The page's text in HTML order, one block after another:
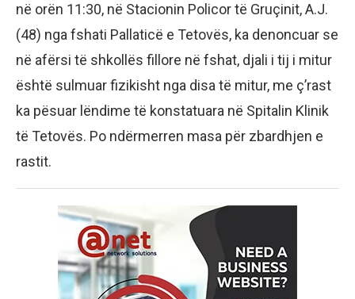
në orën 11:30, në Stacionin Policor të Gruçinit, A.J.
(48) nga fshati Pallaticë e Tetovës, ka denoncuar se
në afërsi të shkollës fillore në fshat, djali i tij i mitur
është sulmuar fizikisht nga disa të mitur, me ç’rast
ka pësuar lëndime të konstatuara në Spitalin Klinik
të Tetovës. Po ndërmerren masa për zbardhjen e
rastit.